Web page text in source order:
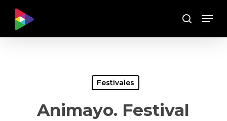
main
Buscar
Menu
Festivales
Animayo. Festival